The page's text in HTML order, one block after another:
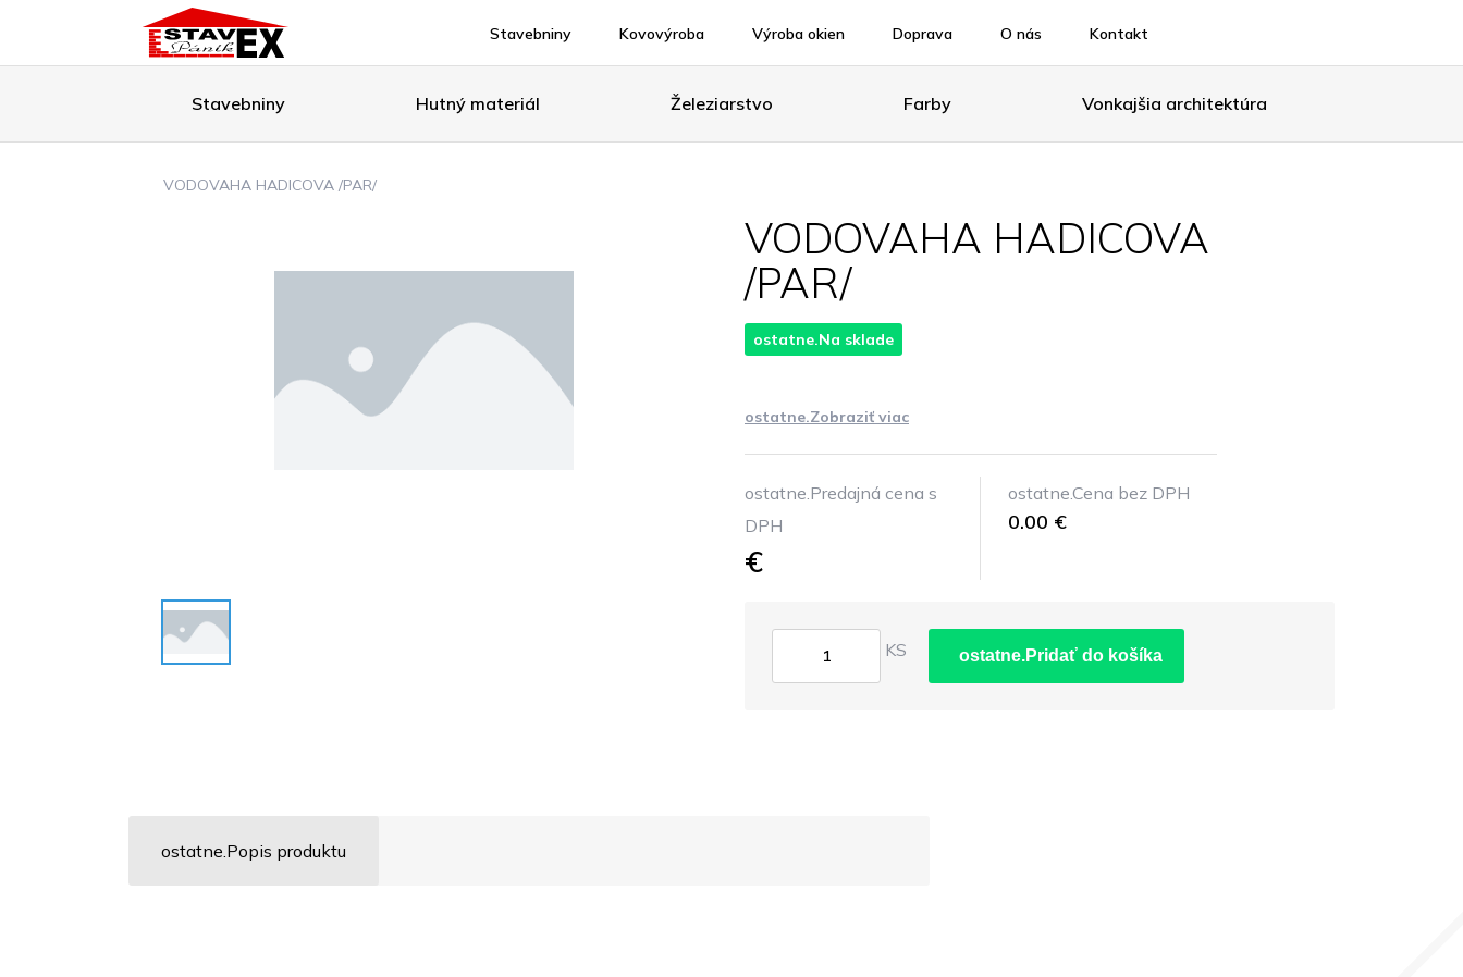
Stavebniny Kovovýroba Výroba okien Doprava O nás Kontakt
Stavebniny Hutný materiál Železiarstvo Farby Vonkajšia architektúra
VODOVAHA HADICOVA /PAR/
VODOVAHA HADICOVA
/PAR/
ostatne.Na sklade
ostatne.Zobraziť viac
ostatne.Predajná cena s
DPH
€
ostatne.Cena bez DPH
0.00 €
KS ostatne.Pridať do košíka
ostatne.Popis produktu